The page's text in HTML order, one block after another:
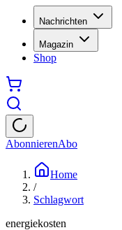
Nachrichten
Magazin
Shop
AbonnierenAbo
Home
/
Schlagwort
energiekosten